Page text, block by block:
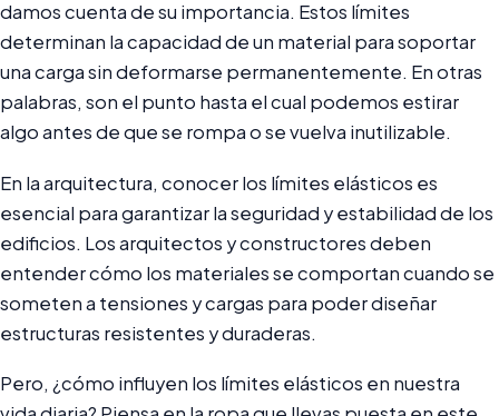
damos cuenta de su importancia. Estos límites
determinan la capacidad de un material para soportar
una carga sin deformarse permanentemente. En otras
palabras, son el punto hasta el cual podemos estirar
algo antes de que se rompa o se vuelva inutilizable.
En la arquitectura, conocer los límites elásticos es
esencial para garantizar la seguridad y estabilidad de los
edificios. Los arquitectos y constructores deben
entender cómo los materiales se comportan cuando se
someten a tensiones y cargas para poder diseñar
estructuras resistentes y duraderas.
Pero, ¿cómo influyen los límites elásticos en nuestra